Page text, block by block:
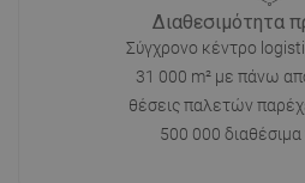
Διαθεσιμότητα
Σύγχρονο κέντρο
31 000 m² με πάνω
θέσεις παλετών
500 000 διαθέσιμα